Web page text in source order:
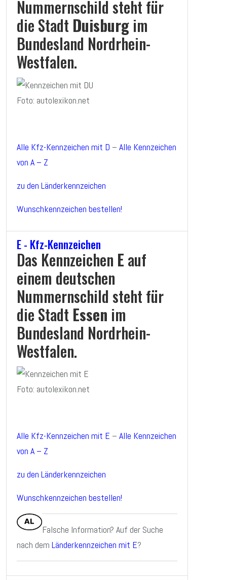
Nummernschild steht für
die Stadt Duisburg im
Bundesland Nordrhein-
Westfalen.
Foto: autolexikon.net
Alle Kfz-Kennzeichen mit D – Alle Kennzeichen
von A – Z
zu den Länderkennzeichen
Wunschkennzeichen bestellen!
E - Kfz-Kennzeichen
Das Kennzeichen E auf
einem deutschen
Nummernschild steht für
die Stadt Essen im
Bundesland Nordrhein-
Westfalen.
Foto: autolexikon.net
Alle Kfz-Kennzeichen mit E – Alle Kennzeichen
von A – Z
zu den Länderkennzeichen
Wunschkennzeichen bestellen!
Falsche Information? Auf der Suche
nach dem Länderkennzeichen mit E?